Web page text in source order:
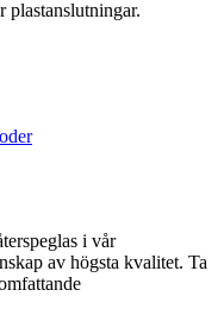
plastanslutningar.
i vår
av högsta kvalitet. Ta